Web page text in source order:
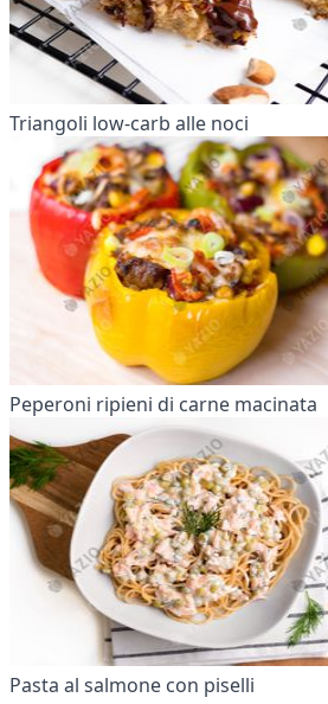
Triangoli low-carb alle noci
Peperoni ripieni di carne macinata
Pasta al salmone con piselli